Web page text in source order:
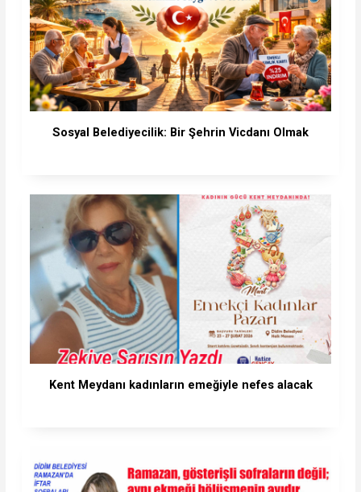
Sosyal Belediyecilik: Bir Şehrin Vicdanı Olmak
Kent Meydanı kadınların emeğiyle nefes alacak